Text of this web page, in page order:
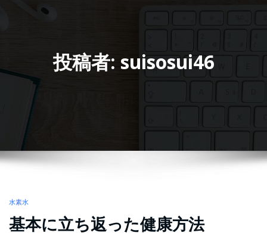
投稿者: suisosui46
水素水
基本に立ち返った健康方法